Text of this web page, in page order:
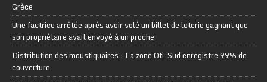
Grèce
Une factrice arrêtée après avoir volé un billet de loterie gagnant que
son propriétaire avait envoyé à un proche
Distribution des moustiquaires : La zone Oti-Sud enregistre 99% de
couverture